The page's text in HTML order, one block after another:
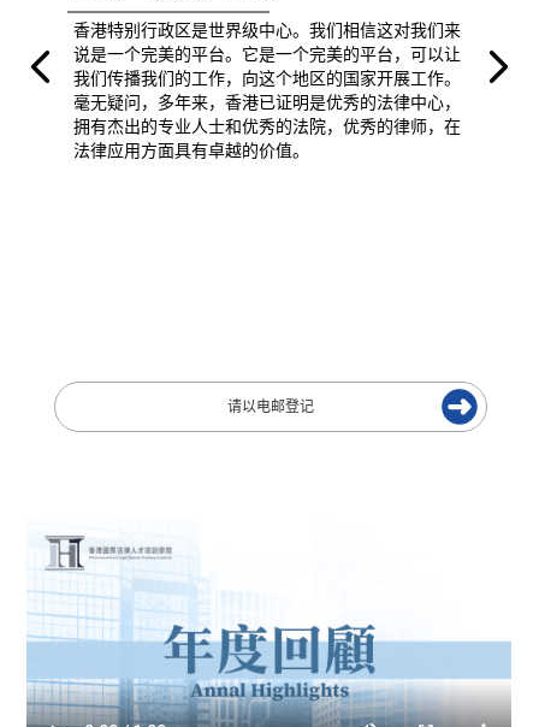
香港特别行政区是世界级中心。我们相信这对我们来
说是一个完美的平台。它是一个完美的平台，可以让
我们传播我们的工作，向这个地区的国家开展工作。
毫无疑问，多年来，香港已证明是优秀的法律中心，
拥有杰出的专业人士和优秀的法院，优秀的律师，在
法律应用方面具有卓越的价值。